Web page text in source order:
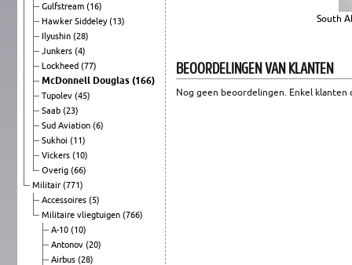
Gulfstream (16)
Hawker Siddeley(13)
Ilyushin (28)
Junkers (4)
Lockheed (77)
McDonnell Douglas (166)
Tupolev (45)
Saab (23)
Sud Aviation (6)
Sukhoi (11)
Vickers (10)
Overig (66)
Militair (771)
Accessoires (5)
Militaire vliegtuigen (766)
A-10 (10)
Antonov (20)
Airbus (28)
South
BEOORDELINGEN VAN KLANTEN
Nog geen beoordelingen. Enkel